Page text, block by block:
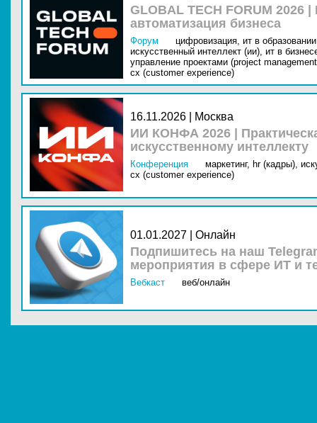
GLOBAL TECH FORUM
автоматизация бизнеса
Форум цифровизация, ит в
искусственный интеллект (ии), ит в
управление проектами (project
cx (customer experience)
16.11.2026 | Москва
ИИ КОНФА 2026 |
искусственному интеллекту
Конференция маркетинг, hr (кадры),
cx (customer experience)
01.01.2027 | Онлайн
Подпишитесь на наш
мероприятия в сфере ИТ и
Вебкаст веб/онлайн